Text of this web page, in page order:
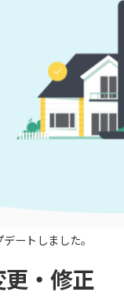
ートしました。
・修正